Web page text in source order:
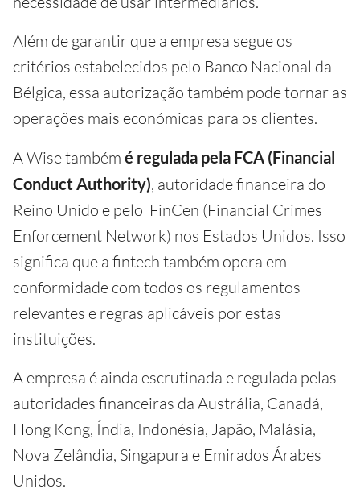
Além de garantir que a empresa segue os
critérios estabelecidos pelo Banco Nacional da
Bélgica, essa autorização também pode tornar as
operações mais económicas para os clientes.
A Wise também é regulada pela FCA (Financial
Conduct Authority), autoridade financeira do
Reino Unido e pelo FinCen (Financial Crimes
Enforcement Network) nos Estados Unidos. Isso
significa que a fintech também opera em
conformidade com todos os regulamentos
relevantes e regras aplicáveis por estas
instituições.
A empresa é ainda escrutinada e regulada pelas
autoridades financeiras da Austrália, Canadá,
Hong Kong, Índia, Indonésia, Japão, Malásia,
Nova Zelândia, Singapura e Emirados Árabes
Unidos.